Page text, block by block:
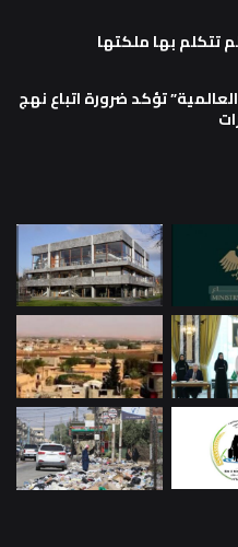
تتكلم بها ملكتها
تؤكد ضرورة اتباع نهج